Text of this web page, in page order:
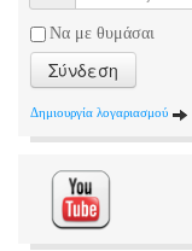
Να με θυμάσαι
Σύνδεση
Δημιουργία λογαριασμού